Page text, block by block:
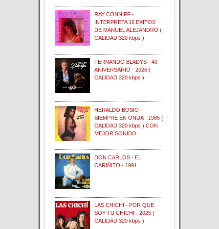
RAY CONNIFF -
INTERPRETA 16 EXITOS
DE MANUEL ALEJANDRO (
CALIDAD 320 kbps )
FERNANDO BLADYS - 40
ANIVERSARIO - 2026 (
CALIDAD 320 kbps )
HERALDO BOSIO -
SIEMPRE EN ONDA - 1985 (
CALIDAD 320 kbps ) CON
MEJOR SONIDO
DON CARLOS - EL
CARIÑITO - 1991
LAS CHICHI - POR QUE
SOY TU CHICHI - 2025 (
CALIDAD 320 kbps )